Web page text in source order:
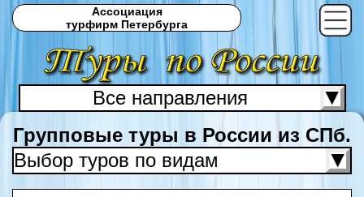
Ассоциация
турфирм Петербурга
Все направления
Групповые туры в России из СПб.
Выбор туров по видам